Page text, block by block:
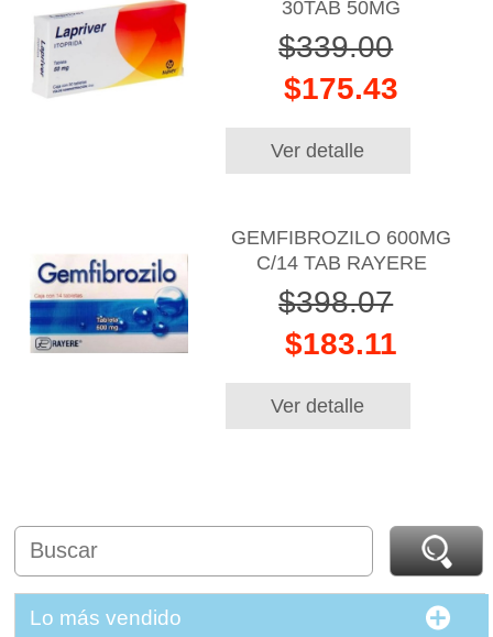
30TAB 50MG
$339.00
$175.43
Ver detalle
GEMFIBROZILO 600MG
C/14 TAB RAYERE
$398.07
$183.11
Ver detalle
Lo más vendido